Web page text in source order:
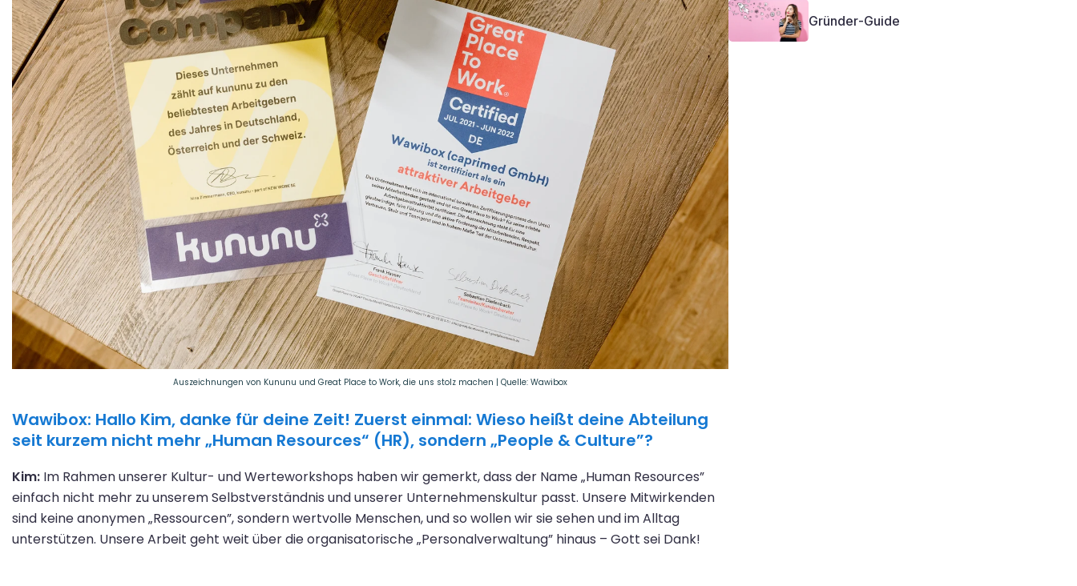
Auszeichnungen von Kununu und Great Place to Work, die uns stolz machen | Quelle: Wawibox
Wawibox: Hallo Kim, danke für deine Zeit! Zuerst einmal: Wieso heißt deine Abteilung
seit kurzem nicht mehr „Human Resources“ (HR), sondern „People & Culture”?
Kim: Im Rahmen unserer Kultur- und Werteworkshops haben wir gemerkt, dass der Name „Human Resources”
einfach nicht mehr zu unserem Selbstverständnis und unserer Unternehmenskultur passt. Unsere Mitwirkenden
sind keine anonymen „Ressourcen”, sondern wertvolle Menschen, und so wollen wir sie sehen und im Alltag
unterstützen. Unsere Arbeit geht weit über die organisatorische „Personalverwaltung” hinaus – Gott sei Dank!
Gründer-Guide